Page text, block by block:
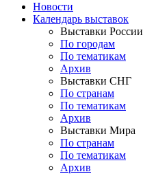
Новости
Календарь выставок
Выставки России
По городам
По тематикам
Архив
Выставки СНГ
По странам
По тематикам
Архив
Выставки Мира
По странам
По тематикам
Архив